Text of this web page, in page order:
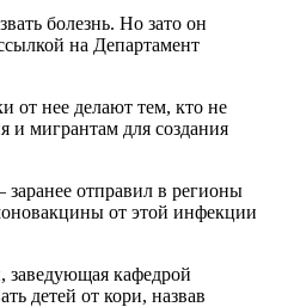
болезнь. Но зато он
на Департамент
нее делают тем, кто не
и мигрантам для создания
отправил в регионы
от этой инфекции
заведующая кафедрой
детей от кори, назвав